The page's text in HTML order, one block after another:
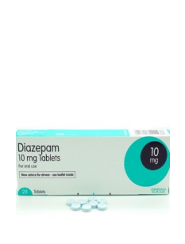
,287.90 kr
through
,250.90 kr